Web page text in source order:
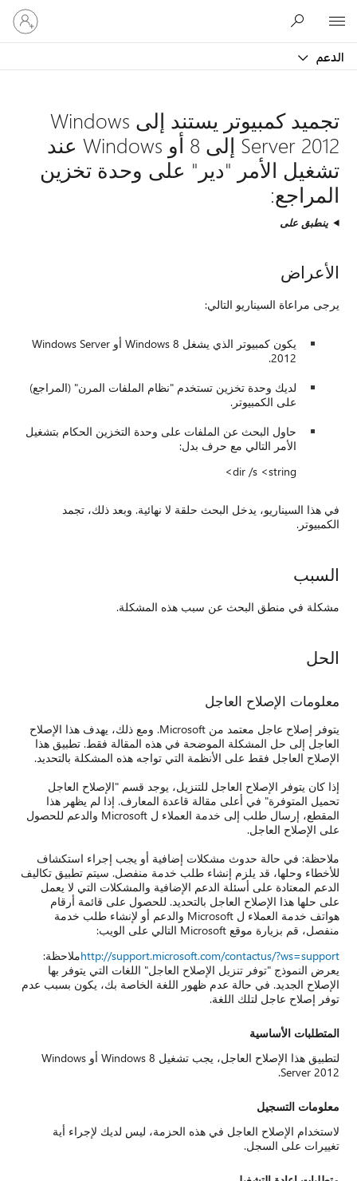
الدعم
تسجيل
الدخول
إلى
تجميد كمبيوتر يستند إلى Windows
Server 2012 إلى 8 أو Windows عند
تشغيل الأمر "دير" على وحدة تخزين
المراجع:
ينطبق على
الأعراض
يرجى مراعاة السيناريو التالي:
يكون كمبيوتر الذي يشغل Windows 8 أو Windows Server
2012.
لديك وحدة تخزين تستخدم "نظام الملفات المرن" (المراجع)
على الكمبيوتر.
حاول البحث عن الملفات على وحدة التخزين الحكام بتشغيل
الأمر التالي مع حرف بدل:
dir /s <string>
في هذا السيناريو، يدخل البحث حلقة لا نهائية. وبعد ذلك، تجمد
الكمبيوتر.
السبب
مشكلة في منطق البحث عن سبب هذه المشكلة.
الحل
معلومات الإصلاح العاجل
يتوفر إصلاح عاجل معتمد من Microsoft. ومع ذلك، يهدف هذا الإصلاح
العاجل إلى حل المشكلة الموضحة في هذه المقالة فقط. تطبيق هذا
الإصلاح العاجل فقط على الأنظمة التي تواجه هذه المشكلة بالتحديد.
إذا كان يتوفر الإصلاح العاجل للتنزيل، يوجد قسم "الإصلاح العاجل
تحميل المتوفرة" في أعلى مقالة قاعدة المعارف. إذا لم يظهر هذا
المقطع، إرسال طلب إلى خدمة العملاء ل Microsoft والدعم للحصول
على الإصلاح العاجل.
ملاحظة: في حالة حدوث مشكلات إضافية أو يجب إجراء استكشاف
للأخطاء وحلها، قد يلزم إنشاء طلب خدمة منفصل. سيتم تطبيق تكاليف
الدعم المعتادة على أسئلة الدعم الإضافية والمشكلات التي لا يعمل
على حلها هذا الإصلاح العاجل بالتحديد. للحصول على قائمة أرقام
هواتف خدمة العملاء ل Microsoft والدعم أو لإنشاء طلب خدمة
منفصل، قم بزيارة موقع Microsoft التالي على الويب:
http://support.microsoft.com/contactus/?ws=supportملاحظة:
يعرض النموذج "توفر تنزيل الإصلاح العاجل" اللغات التي يتوفر بها
الإصلاح الجديد. في حالة عدم ظهور اللغة الخاصة بك، يكون بسبب عدم
توفر إصلاح عاجل لتلك اللغة.
المتطلبات الأساسية
لتطبيق هذا الإصلاح العاجل، يجب تشغيل Windows 8 أو Windows
Server 2012.
معلومات التسجيل
لاستخدام الإصلاح العاجل في هذه الحزمة، ليس لديك لإجراء أية
تغييرات على السجل.